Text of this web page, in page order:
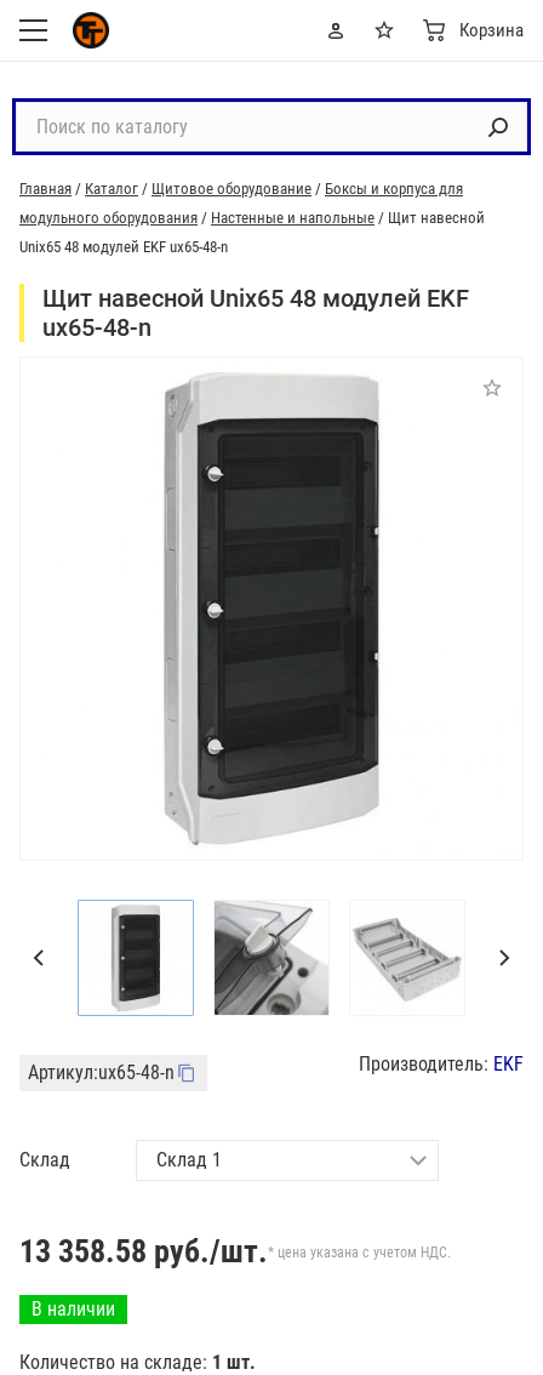
Корзина
с
к
п
о
а
Главная / Каталог / Щитовое оборудование / Боксы и корпуса для
модульного оборудования / Настенные и напольные / Щит навесной
Unix65 48 модулей EKF ux65-48-n
Щит навесной Unix65 48 модулей EKF
ux65-48-n
Артикул:ux65-48-n Производитель: EKF
Склад
13 358.58 руб./шт.* цена указана с учетом НДС.
В наличии
Количество на складе: 1 шт.